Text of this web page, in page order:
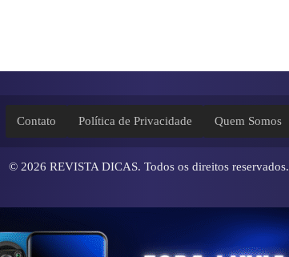
Contato Política de Privacidade Quem Somos
© 2026 REVISTA DICAS. Todos os direitos reservados.